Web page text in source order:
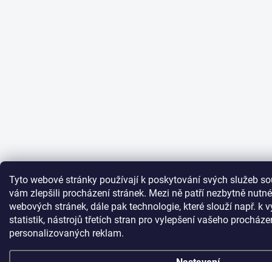
Tyto webové stránky používají k poskytování svých služeb
vám zlepšili procházení stránek. Mezi ně patří nezbytně
webových stránek, dále pak technologie, které slouží např. k
statistik, nástrojů třetích stran pro vylepšení vašeho
personalizovaných reklam.